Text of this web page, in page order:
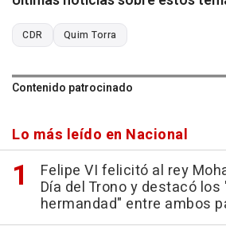
CDR Quim Torra
Contenido patrocinado
Lo más leído en Nacional
Felipe VI felicitó al rey
Día del Trono y destacó
hermandad" entre ambos